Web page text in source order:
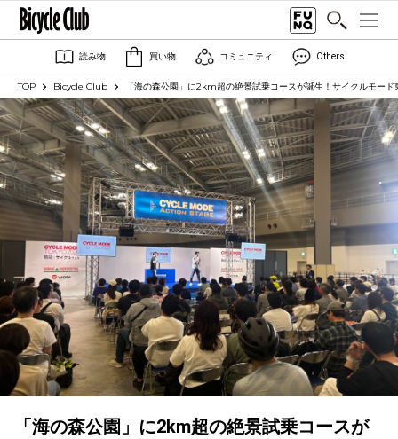
読み物 買い物 コミュニティ Others
TOP Bicycle Club 「海の森公園」に2km超の絶景試乗コースが誕生！サイクルモー
「海の森公園」に2km超の絶景試乗コースが